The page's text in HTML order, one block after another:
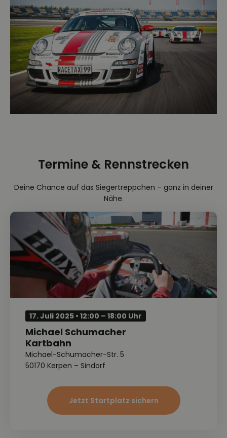
Termine & Rennstrecken
Deine Chance auf das Siegertreppchen – ganz in deiner
Nähe.
17. Juli 2025 • 12:00 – 18:00 Uhr
Michael Schumacher
Kartbahn
Michael-Schumacher-Str. 5
50170 Kerpen – Sindorf
Jetzt Startplatz sichern